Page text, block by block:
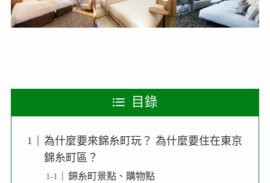
目錄
為什麼要來錦糸町玩？ 為什麼要住在東京
錦糸町區？
錦糸町景點、購物點